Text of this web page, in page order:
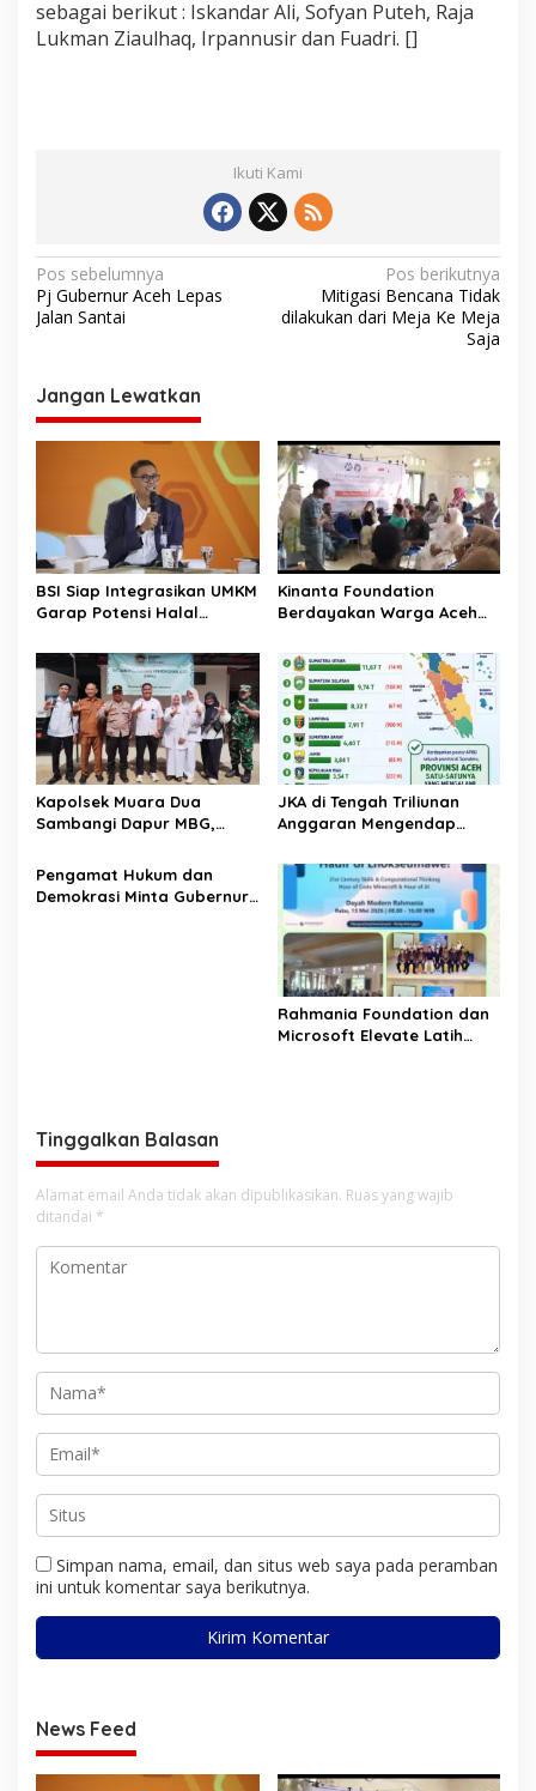
sebagai berikut : Iskandar Ali, Sofyan Puteh, Raja
Lukman Ziaulhaq, Irpannusir dan Fuadri. []
Ikuti Kami
N
a
i
g
a
p
o
s
Pos sebelumnya
Pj Gubernur Aceh Lepas
Jalan Santai
Pos berikutnya
Mitigasi Bencana Tidak
dilakukan dari Meja Ke Meja
Saja
Jangan Lewatkan
BSI Siap Integrasikan UMKM
Garap Potensi Halal
Kinanta Foundation
Berdayakan Warga Aceh
Psikososial
Kapolsek Muara Dua
Sambangi Dapur MBG,
Bergizi Gratis Berjalan
Sesuai SOP
JKA di Tengah Triliunan
Anggaran Mengendap
dan kualitas belanja publik
pemerintah Aceh
‎Pengamat Hukum dan
Demokrasi Minta Gubernur
Rahmania Foundation dan
Microsoft Elevate Latih
Tinggalkan Balasan
Alamat email Anda tidak akan dipublikasikan. Ruas yang wajib
ditandai *
Simpan nama, email, dan situs web saya pada peramban
ini untuk komentar saya berikutnya.
News Feed